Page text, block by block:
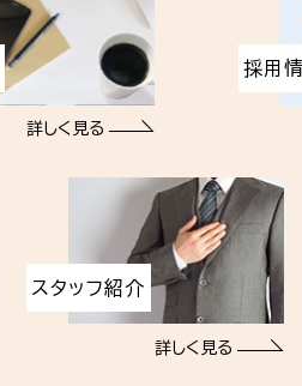
詳しく見る
採用
スタッフ紹介
詳しく見る